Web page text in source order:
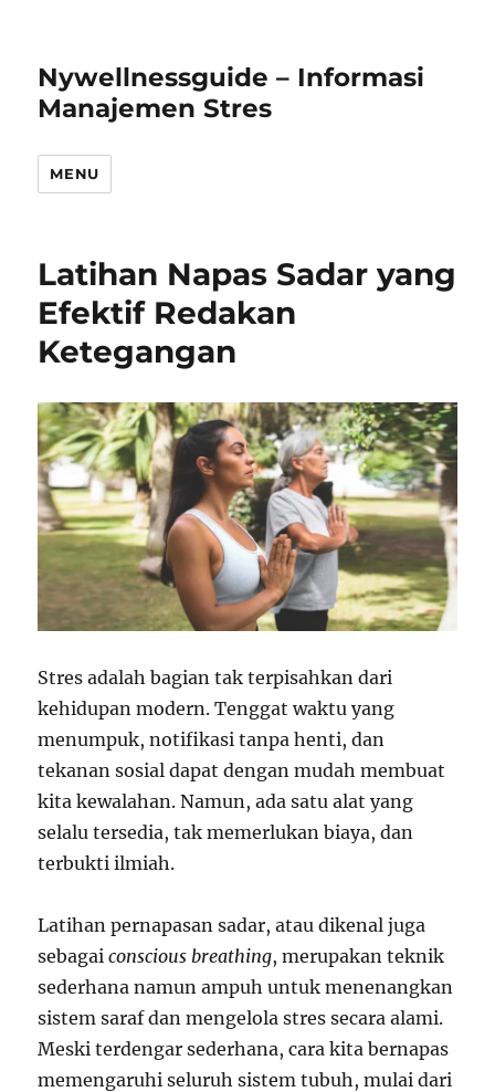
Nywellnessguide – Informasi
Manajemen Stres
MENU
Latihan Napas Sadar yang
Efektif Redakan
Ketegangan
Stres adalah bagian tak terpisahkan dari
kehidupan modern. Tenggat waktu yang
menumpuk, notifikasi tanpa henti, dan
tekanan sosial dapat dengan mudah membuat
kita kewalahan. Namun, ada satu alat yang
selalu tersedia, tak memerlukan biaya, dan
terbukti ilmiah.
Latihan pernapasan sadar, atau dikenal juga
sebagaiconscious breathing, merupakan teknik
sederhana namun ampuh untuk menenangkan
sistem saraf dan mengelola stres secara alami.
Meski terdengar sederhana, cara kita bernapas
memengaruhi seluruh sistem tubuh, mulai dari